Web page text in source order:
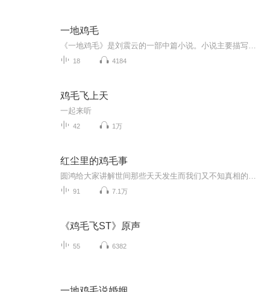
一地鸡毛
18 4184
鸡毛飞上天
一起来听
42 1万
红尘里的鸡毛事
91 7.1万
《鸡毛飞ST》原声
55 6382